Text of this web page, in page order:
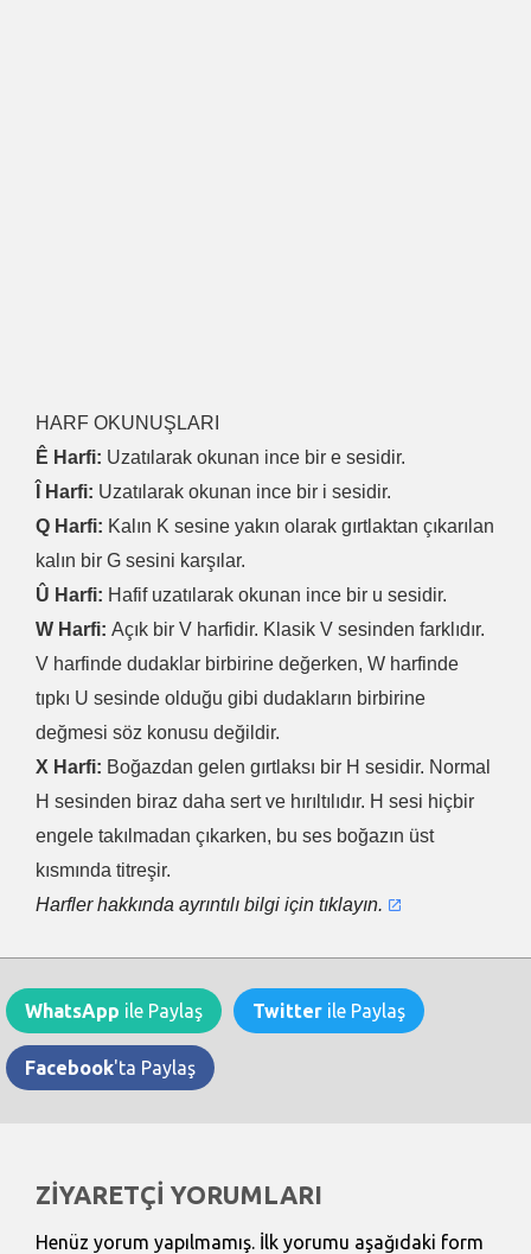
HARF OKUNUŞLARI
Ê Harfi: Uzatılarak okunan ince bir e sesidir.
Î Harfi: Uzatılarak okunan ince bir i sesidir.
Q Harfi: Kalın K sesine yakın olarak gırtlaktan çıkarılan
kalın bir G sesini karşılar.
Û Harfi: Hafif uzatılarak okunan ince bir u sesidir.
W Harfi: Açık bir V harfidir. Klasik V sesinden farklıdır.
V harfinde dudaklar birbirine değerken, W harfinde
tıpkı U sesinde olduğu gibi dudakların birbirine
değmesi söz konusu değildir.
X Harfi: Boğazdan gelen gırtlaksı bir H sesidir. Normal
H sesinden biraz daha sert ve hırıltılıdır. H sesi hiçbir
engele takılmadan çıkarken, bu ses boğazın üst
kısmında titreşir.
Harfler hakkında ayrıntılı bilgi için tıklayın.
WhatsApp ile Paylaş Twitter ile Paylaş
Facebook'ta Paylaş
ZİYARETÇİ YORUMLARI
Henüz yorum yapılmamış. İlk yorumu aşağıdaki form